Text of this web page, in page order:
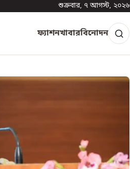
শুক্রবার, ৭ আগস্ট, ২০২৬
ফ্যাশনখাবারবিনোদন